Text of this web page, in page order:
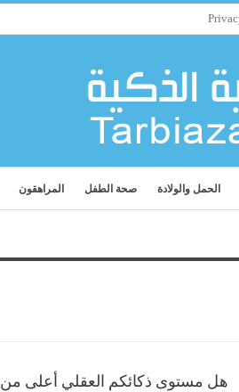
الحمل والولادة صحة الطفل المراهقون
هل مستوى ذكائكم العقلي أعلى من 150 ؟ حلّوا هذه المسألة لتعرفوا !